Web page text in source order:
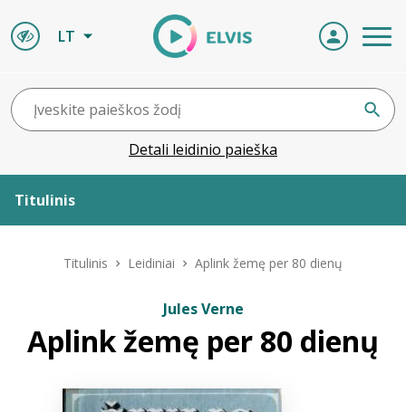
LT
Detali leidinio paieška
Titulinis
ELVIS atvyksta
Naujienos
Titulinis Leidiniai Aplink žemę per 80 dienų
Jules Verne
Aplink žemę per 80 dienų